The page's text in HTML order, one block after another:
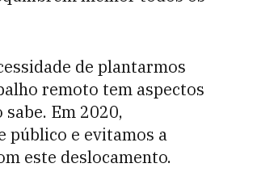
de plantarmos
remoto tem aspectos
Em 2020,
público e evitamos a
este deslocamento.